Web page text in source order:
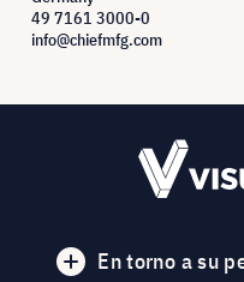
49 7161 3000-0
info@chiefmfg.com
En torno a su